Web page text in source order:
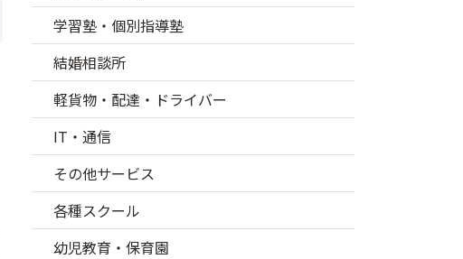
学習塾・個別指導塾
結婚相談所
軽貨物・配達・ドライバー
IT・通信
その他サービス
各種スクール
幼児教育・保育園